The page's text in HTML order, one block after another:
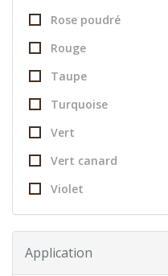
Rose poudré
Rouge
Taupe
Turquoise
Vert
Vert canard
Violet
Application